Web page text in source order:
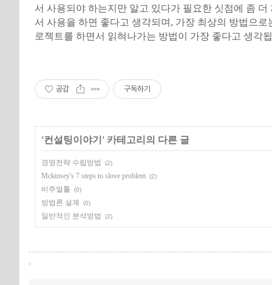
서 사용되야 하는지만 알고 있다가 필요한 싯점에 좀 더
서 사용을 하면 좋다고 생각되며, 가장 최상의 방법으로
로젝트를 하면서 읽혀나가는 방법이 가장 좋다고 생각
공감 구독하기
'컨설팅이야기 ' 카테고리의 다른 글
경영전략 수립방법 (2)
Mckinsey's 7 steps to slove problem (2)
비주얼툴 (0)
방법론 설계 (0)
일반적인 분석방법 (2)
,